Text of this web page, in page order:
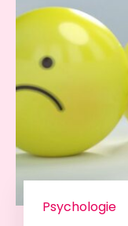
Psychologie